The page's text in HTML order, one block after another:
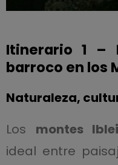
Itinerario 1 –
barroco en los
Naturaleza,
Los montes Iblei
ideal entre